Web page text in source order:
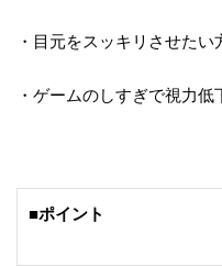
・目元をスッキリさせたい
・ゲームのしすぎで視力低
■ポイント